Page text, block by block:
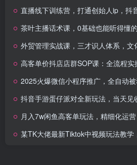
直播线下训练营，打通创始人ip，抖
茶叶主播话术课，0基础也能听得懂
外贸管理实战课，三才识人体系，
高客单价抖店店群SOP课：全流程实操，出单
2025火爆微信小程序推广，全自动
抖音手游蛋仔派对全新玩法，当天见收益，手机平板都
月入7w闲鱼高客单玩法，精细化运
某TK大佬最新Tiktok中视频玩法教学，最新三天开中的